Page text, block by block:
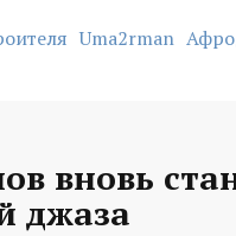
Uma2rman
вновь
джаза